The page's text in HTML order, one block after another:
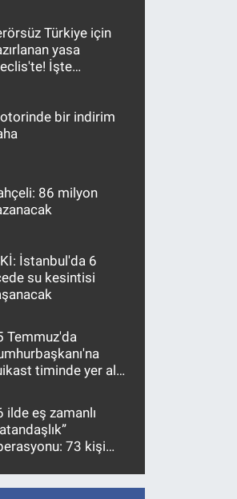
Türkiye için
yasa
İşte
bir indirim
86 milyon
İstanbul'da 6
su kesintisi
Temmuz'da
timinde yer alan
yıl sonra yakalandı
ilde eş zamanlı
73 kişi